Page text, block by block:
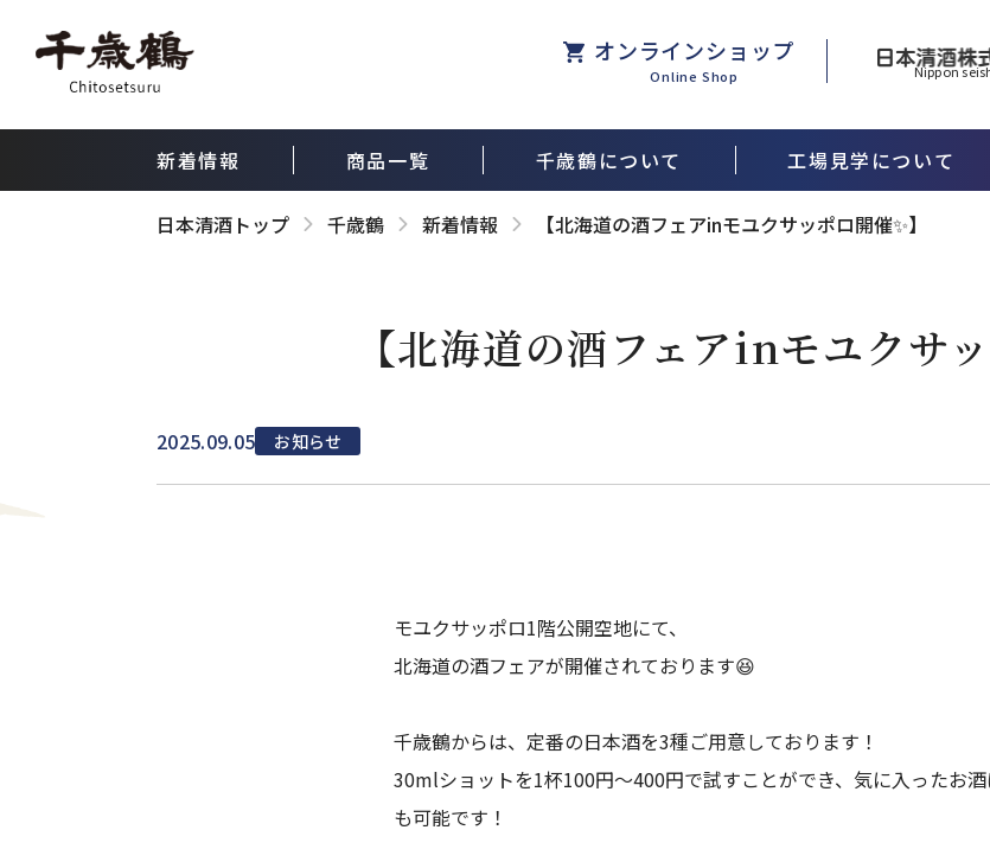
オンラインショップ
Online Shop Nippon
新着情報 商品一覧 千歳鶴について
酒米ができるまで
工場見学について
日本清酒トップ 千歳鶴 新着情報 【北海道の酒フェアinモユクサッポロ開催✨】
【北海道の酒フェアinモユクサッ
2025.09.05 お知らせ
モユクサッポロ1階公開空地にて、
北海道の酒フェアが開催されております😆
千歳鶴からは、定番の日本酒を3種ご用意しております！
30mlショットを1杯100円～400円で試すことができ、気に入ったお
も可能です！